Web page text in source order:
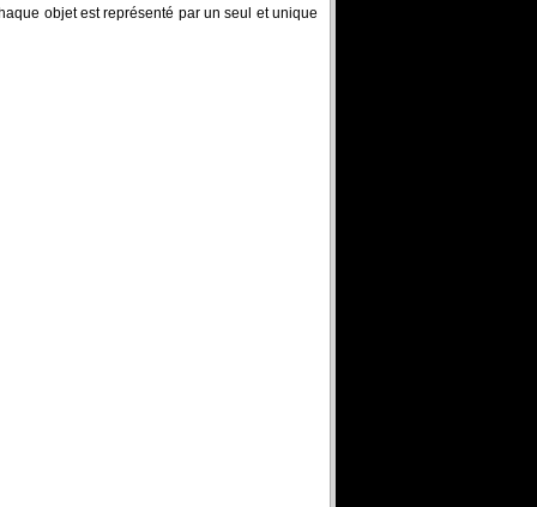
objet est représenté par un seul et unique